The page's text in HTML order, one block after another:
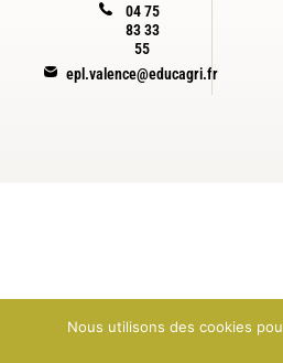
04 75
83 33
55
epl.valence@educagri.fr
Nous utilisons des cookies